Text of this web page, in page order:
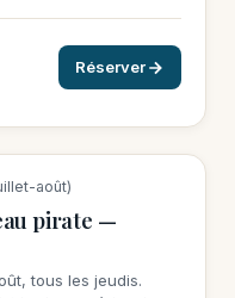
Réserver
août)
pirate —
tous les jeudis.